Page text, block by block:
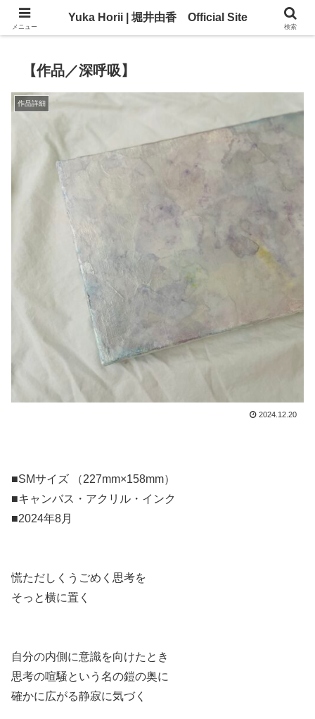
Yuka Horii | 堀井由香 Official Site
【作品／深呼吸】
作品詳細
2024.12.20
⁡■SMサイズ （227mm×158mm）
■キャンバス・アクリル・インク
■2024年8月
慌ただしくうごめく思考を
そっと横に置く
自分の内側に意識を向けたとき
思考の喧騒という名の鎧の奥に
確かに広がる静寂に気づく
メニュー
Yuka Horii | 堀井由香 Official Site
検索